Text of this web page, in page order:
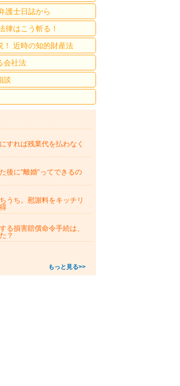
護士日誌から
律はこう斬る！
！ 近時の知的財産法
会社法
談
すれば残業代を払わなく
後に"離婚"ってできるの
うち。慰謝料をキッチリ
る損害賠償命令手続は、
？
もっと見る>>